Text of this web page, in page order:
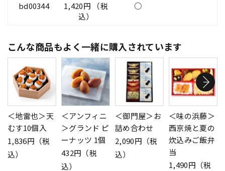
bd00344
1,420円 （税
込）
○
こんな商品もよく一緒に購入されています
＜地雷也＞天
むす10個入
1,836円（税
込）
＜アンフィニ
＞グランド ピ
ーナッツ 1個
432円（税
込）
＜御門屋＞お
詰め合わせ
2,090円（税
込）
＜味の浜藤＞
西京焼と夏の
炊込みご飯弁
当
1,490円（税